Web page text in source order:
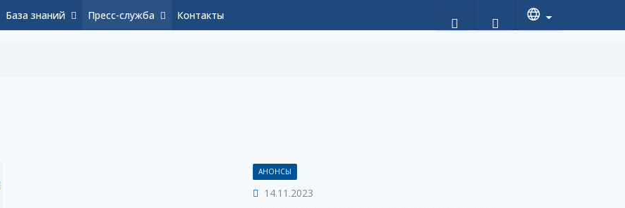
База знаний Пресс-служба Контакты
АНОНСЫ
14.11.2023